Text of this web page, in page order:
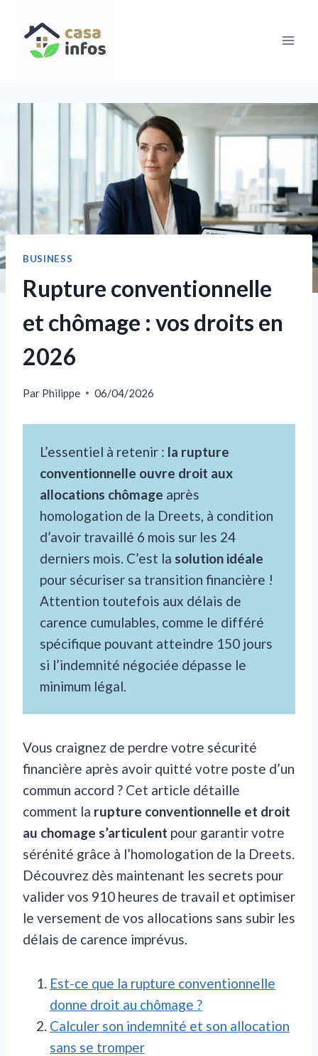
contenu
BUSINESS
Rupture conventionnelle
et chômage : vos droits en
2026
Par Philippe 06/04/2026
L’essentiel à retenir : la rupture
conventionnelle ouvre droit aux
allocations chômage après
homologation de la Dreets, à condition
d’avoir travaillé 6 mois sur les 24
derniers mois. C’est la solution idéale
pour sécuriser sa transition financière !
Attention toutefois aux délais de
carence cumulables, comme le différé
spécifique pouvant atteindre 150 jours
si l’indemnité négociée dépasse le
minimum légal.
Vous craignez de perdre votre sécurité
financière après avoir quitté votre poste d’un
commun accord ? Cet article détaille
comment la rupture conventionnelle et droit
au chomage s’articulent pour garantir votre
sérénité grâce à l’homologation de la Dreets.
Découvrez dès maintenant les secrets pour
valider vos 910 heures de travail et optimiser
le versement de vos allocations sans subir les
délais de carence imprévus.
Est-ce que la rupture conventionnelle
donne droit au chômage ?
Calculer son indemnité et son allocation
sans se tromper